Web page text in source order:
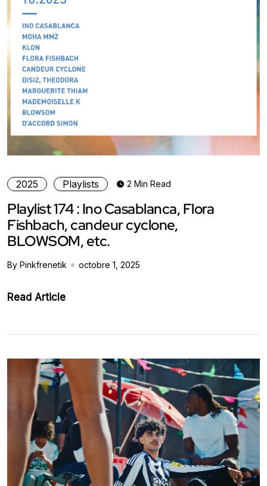
2025 Playlists 2 Min Read
Playlist 174 : Ino Casablanca, Flora
Fishbach, candeur cyclone,
BLOWSOM, etc.
By Pinkfrenetik octobre 1, 2025
Read Article